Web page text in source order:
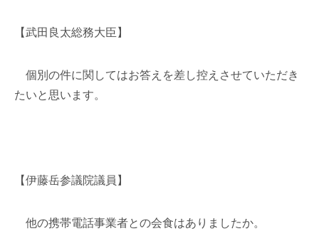
【武田良太総務大臣】
個別の件に関してはお答えを差し控えさせていただき
たいと思います。
【伊藤岳参議院議員】
他の携帯電話事業者との会食はありましたか。